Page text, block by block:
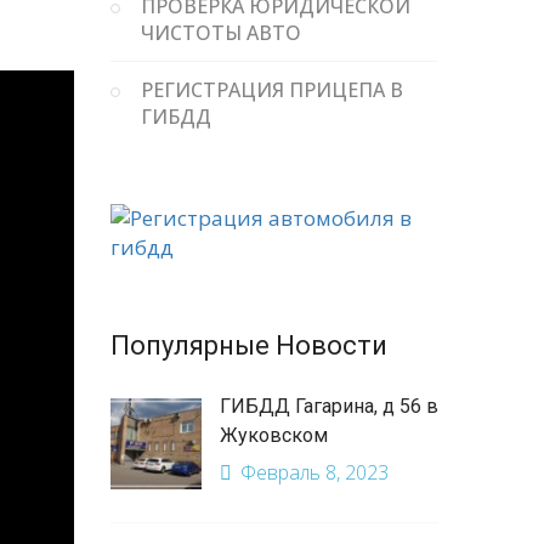
ПРОВЕРКА ЮРИДИЧЕСКОЙ
ЧИСТОТЫ АВТО
РЕГИСТРАЦИЯ ПРИЦЕПА В
ГИБДД
Популярные Новости
ГИБДД Гагарина, д 56 в
Жуковском
Февраль 8, 2023